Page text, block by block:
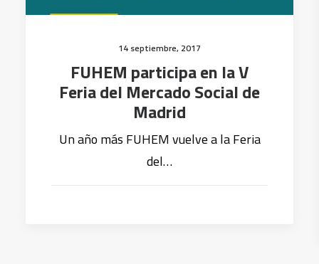
14 septiembre, 2017
FUHEM participa en la V
Feria del Mercado Social de
Madrid
Un año más FUHEM vuelve a la Feria
del…